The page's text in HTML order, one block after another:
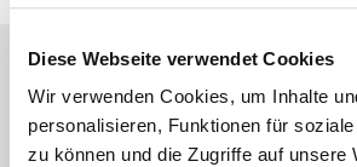
Diese Webseite verwendet Cookies
Wir verwenden Cookies, um Inhalte
personalisieren, Funktionen für
zu können und die Zugriffe auf unsere
Lesetipps
UNSERE